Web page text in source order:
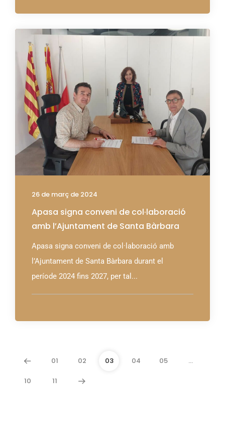
26 de març de 2024
Apasa signa conveni de col·laboració
amb l’Ajuntament de Santa Bàrbara
Apasa signa conveni de col·laboració amb
l’Ajuntament de Santa Bàrbara durant el
període 2024 fins 2027, per tal...
01 02 03 04 05 …
10 11